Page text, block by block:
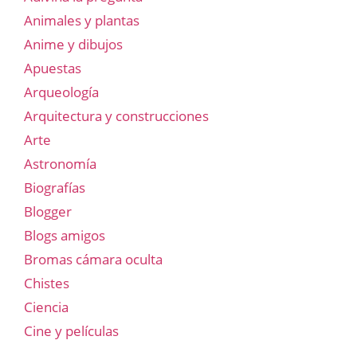
Animales y plantas
Anime y dibujos
Apuestas
Arqueología
Arquitectura y construcciones
Arte
Astronomía
Biografías
Blogger
Blogs amigos
Bromas cámara oculta
Chistes
Ciencia
Cine y películas